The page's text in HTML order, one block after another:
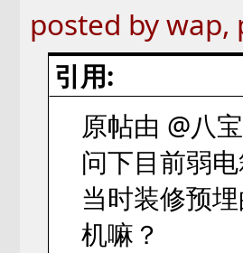
posted by
引用:
原帖由 @八
问下目前弱
当时装修预
机嘛？